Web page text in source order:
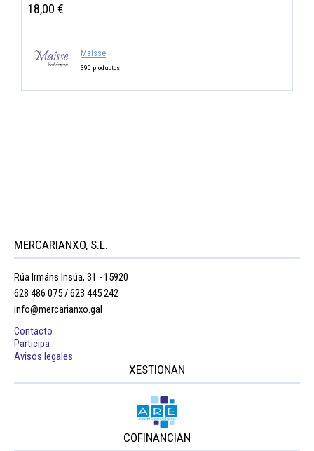
18,00 €
Maisse
390 productos
MERCARIANXO, S.L.
Rúa Irmáns Insúa, 31 - 15920
628 486 075 / 623 445 242
info@mercarianxo.gal
Contacto
Participa
Avisos legales
XESTIONAN
COFINANCIAN